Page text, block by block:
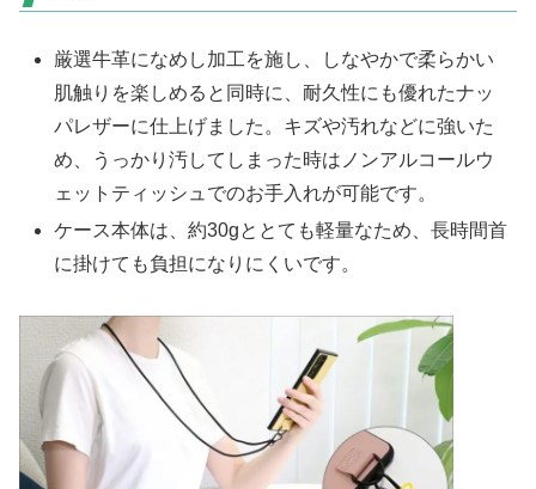
厳選牛革になめし加工を施し、しなやかで柔らかい
肌触りを楽しめると同時に、耐久性にも優れたナッ
パレザーに仕上げました。キズや汚れなどに強いた
め、うっかり汚してしまった時はノンアルコールウ
ェットティッシュでのお手入れが可能です。
ケース本体は、約30gととても軽量なため、長時間首
に掛けても負担になりにくいです。